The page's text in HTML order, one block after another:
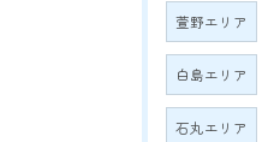
萱野エリア
白島エリア
石丸エリア